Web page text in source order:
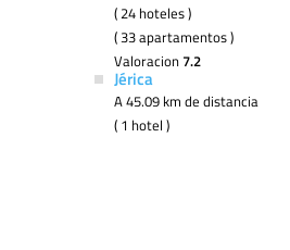
( 24 hoteles )
( 33 apartamentos )
Valoracion 7.2
Jérica
A 45.09 km de distancia
( 1 hotel )